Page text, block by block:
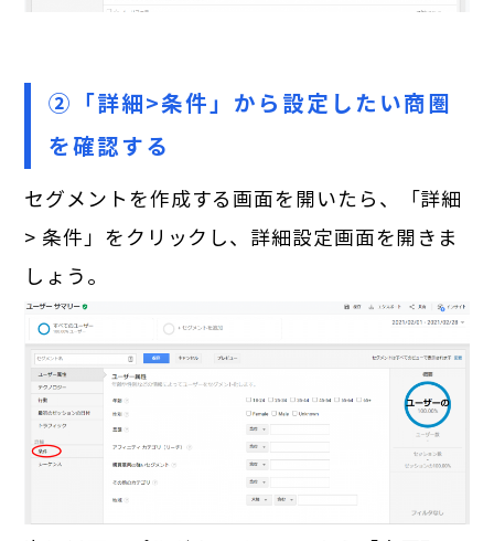
②「詳細>条件」から設定したい商圏
を確認する
セグメントを作成する画面を開いたら、「詳細
> 条件」をクリックし、詳細設定画面を開きま
しょう。